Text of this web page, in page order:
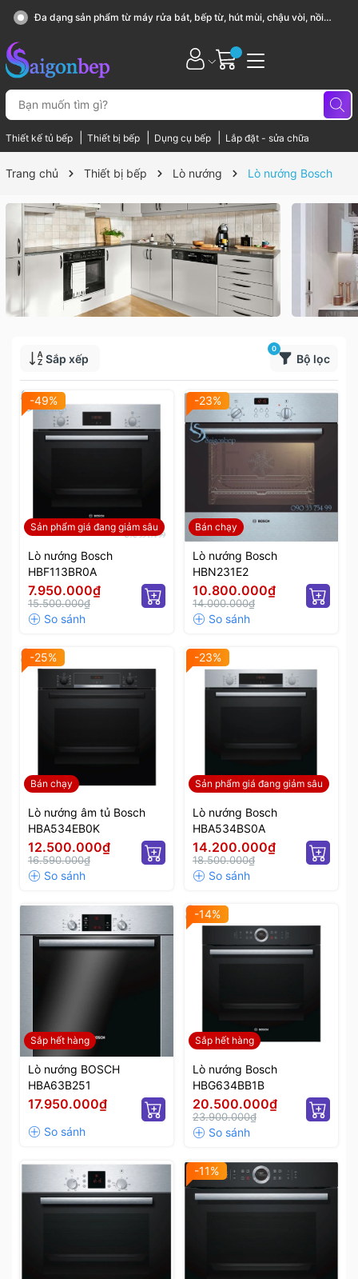
Sài Gòn Bếp chuyên thiết bị bếp, gia dụng bếp cao cấp
Thiết kế tủ bếp Thiết bị bếp Dụng cụ bếp Lắp đặt - sửa chữa
Trang chủ Thiết bị bếp Lò nướng Lò nướng Bosch
Sắp xếp Bộ lọc
0
Sản phẩm giá đang giảm sâu
-49%
Lò nướng Bosch
HBF113BR0A
7.950.000₫
15.500.000₫
Bán chạy
-23%
Lò nướng Bosch
HBN231E2
10.800.000₫
14.000.000₫
Bán chạy
-25%
Lò nướng âm tủ Bosch
HBA534EB0K
12.500.000₫
16.590.000₫
Sản phẩm giá đang giảm sâu
-23%
Lò nướng Bosch
HBA534BS0A
14.200.000₫
18.500.000₫
Sắp hết hàng
Lò nướng BOSCH
HBA63B251
17.950.000₫
Sắp hết hàng
-14%
Lò nướng Bosch
HBG634BB1B
20.500.000₫
23.900.000₫
-11%